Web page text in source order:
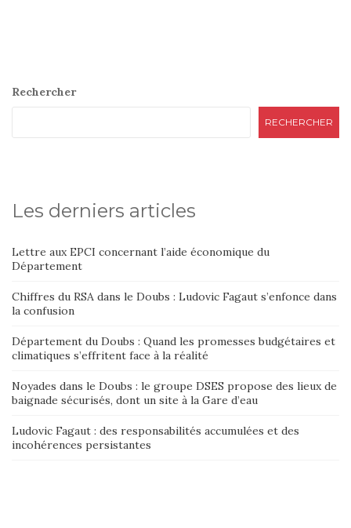
Rechercher
RECHERCHER
Les derniers articles
Lettre aux EPCI concernant l’aide économique du
Département
Chiffres du RSA dans le Doubs : Ludovic Fagaut s’enfonce dans
la confusion
Département du Doubs : Quand les promesses budgétaires et
climatiques s’effritent face à la réalité
Noyades dans le Doubs : le groupe DSES propose des lieux de
baignade sécurisés, dont un site à la Gare d’eau
Ludovic Fagaut : des responsabilités accumulées et des
incohérences persistantes